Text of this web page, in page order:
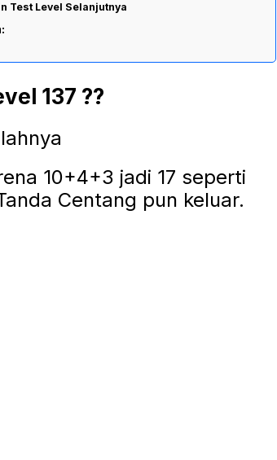
Test Level Selanjutnya
137 ??
10+4+3 jadi 17 seperti
Centang pun keluar.